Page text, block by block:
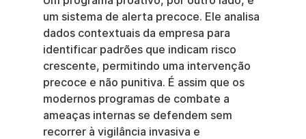
um sistema de alerta precoce. Ele analisa
dados contextuais da empresa para
identificar padrões que indicam risco
crescente, permitindo uma intervenção
precoce e não punitiva. É assim que os
modernos programas de combate a
ameaças internas se defendem sem
recorrer à vigilância invasiva e